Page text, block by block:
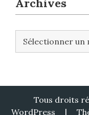
Archives
i
e
Tous droits
WordPress
|